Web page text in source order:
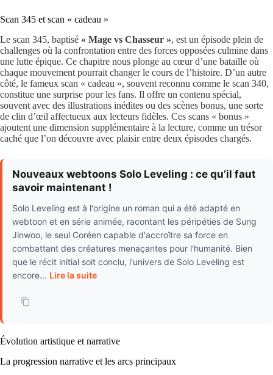
Scan 345 et scan « cadeau »
Le scan 345, baptisé « Mage vs Chasseur », est un épisode plein de
challenges où la confrontation entre des forces opposées culmine dans
une lutte épique. Ce chapitre nous plonge au cœur d’une bataille où
chaque mouvement pourrait changer le cours de l’histoire. D’un autre
côté, le fameux scan « cadeau », souvent reconnu comme le scan 340,
constitue une surprise pour les fans. Il offre un contenu spécial,
souvent avec des illustrations inédites ou des scènes bonus, une sorte
de clin d’œil affectueux aux lecteurs fidèles. Ces scans « bonus »
ajoutent une dimension supplémentaire à la lecture, comme un trésor
caché que l’on découvre avec plaisir entre deux épisodes chargés.
Nouveaux webtoons Solo Leveling : ce qu’il faut
savoir maintenant !
Solo Leveling est à l'origine un roman qui a été adapté en
webtoon et en série animée, racontant les péripéties de Sung
Jinwoo, le seul Coréen capable d'accroître sa force en
combattant des créatures menaçantes pour l'humanité. Bien
que le récit initial soit conclu, l'univers de Solo Leveling est
encore... Lire la suite
Évolution artistique et narrative
La progression narrative et les arcs principaux